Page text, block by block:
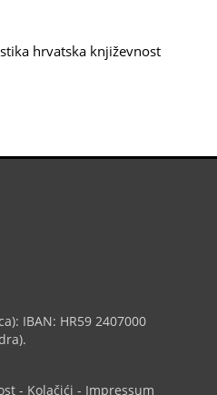
hrvatska književnost
IBAN: HR59 2407000
- Kolačići - Impressum